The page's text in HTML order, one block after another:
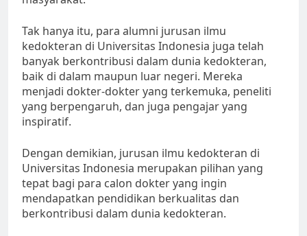
Tak hanya itu, para alumni jurusan ilmu
kedokteran di Universitas Indonesia juga telah
banyak berkontribusi dalam dunia kedokteran,
baik di dalam maupun luar negeri. Mereka
menjadi dokter-dokter yang terkemuka, peneliti
yang berpengaruh, dan juga pengajar yang
inspiratif.
Dengan demikian, jurusan ilmu kedokteran di
Universitas Indonesia merupakan pilihan yang
tepat bagi para calon dokter yang ingin
mendapatkan pendidikan berkualitas dan
berkontribusi dalam dunia kedokteran.